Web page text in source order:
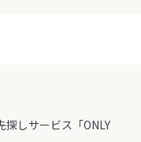
しサービス「ONLY